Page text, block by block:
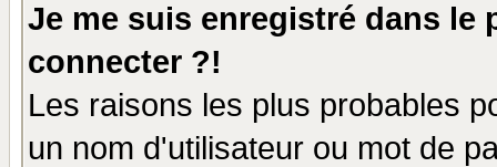
Je me suis enregistré dans le
connecter ?!
Les raisons les plus probables
un nom d'utilisateur ou mot de